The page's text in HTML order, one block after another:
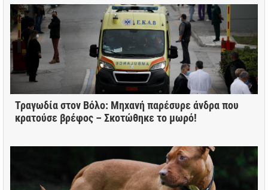
Τραγωδία στον Βόλο: Μηχανή παρέσυρε άνδρα που
κρατούσε βρέφος – Σκοτώθηκε το μωρό!